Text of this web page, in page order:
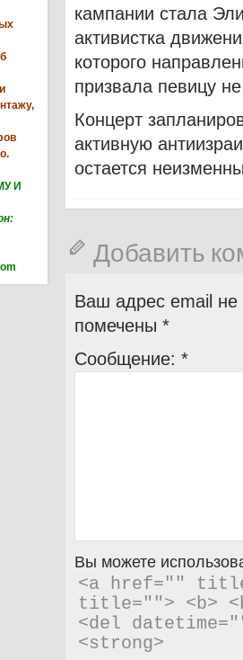
И
кампании стала
активистка
которого
призвала певицу
Концерт
активную
остается
Добавить
Ваш адрес email не
помечены *
Сообщение: *
Вы можете
<a href=""
title=""> <b>
<del
<strong>